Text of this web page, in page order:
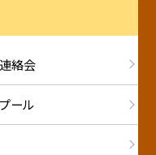
絡会
ール